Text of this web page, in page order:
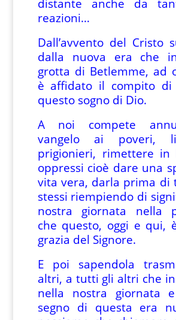
distante anche da
reazioni…
Dall’avvento del Cristo
dalla nuova era che
grotta di Betlemme, ad
è affidato il compito di
questo sogno di Dio.
A noi compete
vangelo ai poveri,
prigionieri, rimettere in
oppressi cioè dare una
vita vera, darla prima di
stessi riempiendo di
nostra giornata nella
che questo, oggi e qui,
grazia del Signore.
E poi sapendola
altri, a tutti gli altri che
nella nostra giornata
segno di questa era